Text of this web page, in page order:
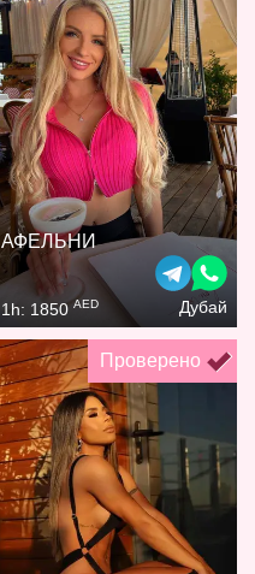
АФЕЛЬНИ
1h: 1850 AED Дубай
Проверено